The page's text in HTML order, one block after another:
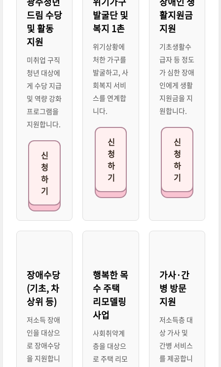
드림 수당
및 활동
지원
미취업 구직
청년 대상에
게 수당 지급
및 역량 강화
프로그램을
지원합니다.
신
청
하
기
발굴단 및
복지 1촌
위기상황에
처한 가구를
발굴하고, 사
회복지 서비
스를 연계합
니다.
신
청
하
기
활지원금
지원
기초생활수
급자 등 정도
가 심한 장애
인에게 생활
지원금을 지
원합니다.
신
청
하
기
장애수당
(기초, 차
상위 등)
저소득 장애
인을 대상으
로 장애수당
을 지원합니
행복한 목
수 주택
리모델링
사업
사회취약계
층을 대상으
로 주택 리모
가사·간
병 방문
지원
저소득층 대
상 가사 및
간병 서비스
를 제공합니